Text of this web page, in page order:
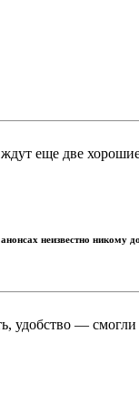
еще две
неизвестно никому
удобство — смогли